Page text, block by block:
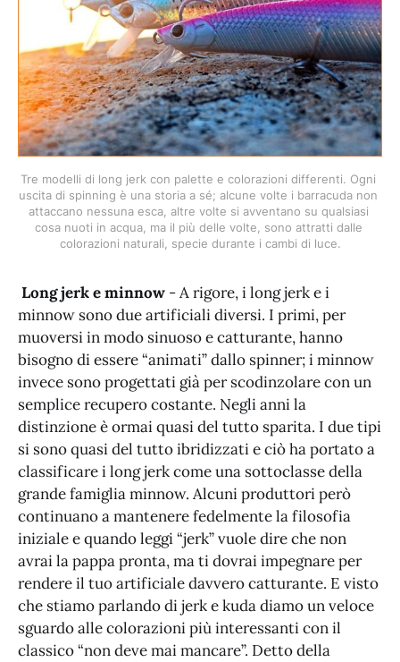
Tre modelli di long jerk con palette e colorazioni differenti. Ogni
uscita di spinning è una storia a sé; alcune volte i barracuda non
attaccano nessuna esca, altre volte si avventano su qualsiasi
cosa nuoti in acqua, ma il più delle volte, sono attratti dalle
colorazioni naturali, specie durante i cambi di luce.
Long jerk e minnow - A rigore, i long jerk e i
minnow sono due artificiali diversi. I primi, per
muoversi in modo sinuoso e catturante, hanno
bisogno di essere “animati” dallo spinner; i minnow
invece sono progettati già per scodinzolare con un
semplice recupero costante. Negli anni la
distinzione è ormai quasi del tutto sparita. I due tipi
si sono quasi del tutto ibridizzati e ciò ha portato a
classificare i long jerk come una sottoclasse della
grande famiglia minnow. Alcuni produttori però
continuano a mantenere fedelmente la filosofia
iniziale e quando leggi “jerk” vuole dire che non
avrai la pappa pronta, ma ti dovrai impegnare per
rendere il tuo artificiale davvero catturante. E visto
che stiamo parlando di jerk e kuda diamo un veloce
sguardo alle colorazioni più interessanti con il
classico “non deve mai mancare”. Detto della